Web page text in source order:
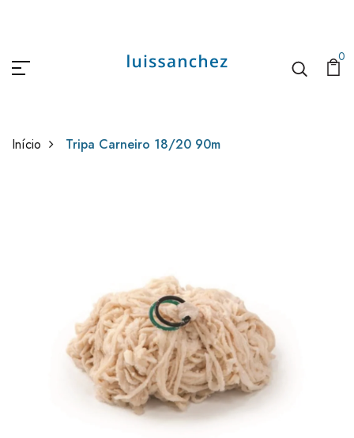
0
Início Tripa Carneiro 18/20 90m